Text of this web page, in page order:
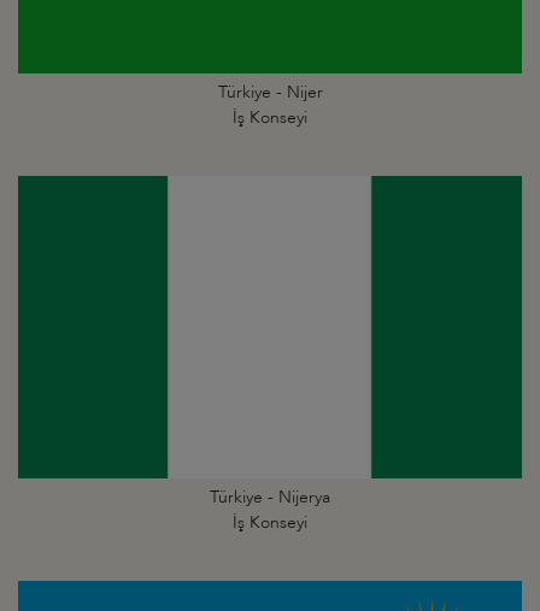
Türkiye - Nijer
İş Konseyi
Türkiye - Nijerya
İş Konseyi